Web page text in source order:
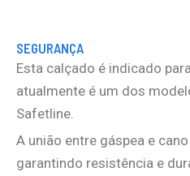
SEGURANÇA
Esta calçado é indicado
atualmente é um dos
Safetline.
A união entre gáspea e
garantindo resistência e